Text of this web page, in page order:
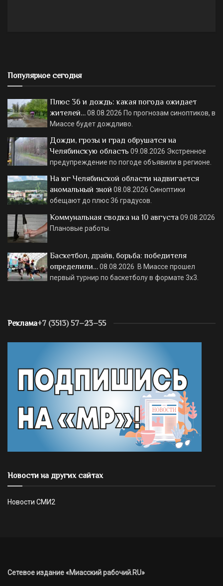
Популярное сегодня
Плюс 36 и дождь: какая погода ожидает
жителей…08.08.2026 По прогнозам синоптиков, в
Миассе будет дождливо.
Дожди, грозы и град обрушатся на
Челябинскую область 09.08.2026 Экстренное
предупреждение по погоде объявили в регионе.
На юг Челябинской области надвигается
аномальный зной 08.08.2026 Синоптики
обещают до плюс 36 градусов.
Коммунальная сводка на 10 августа 09.08.2026
Плановые работы.
Баскетбол, драйв, борьба: победителя
определили…08.08.2026 В Миассе прошел
первый турнир по баскетболу в формате 3х3.
Реклама+7 (3513) 57–23–55
Новости на других сайтах
Новости СМИ2
Сетевое издание «Миасский рабочий.RU»